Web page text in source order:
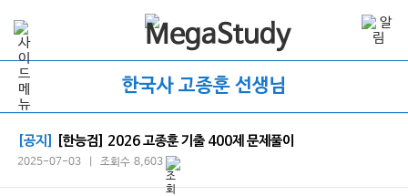
한국사 고종훈 선생님
[공지] [한능검] 2026 고종훈 기출 400제 문제풀이
2025-07-03 | 조회수 8,603